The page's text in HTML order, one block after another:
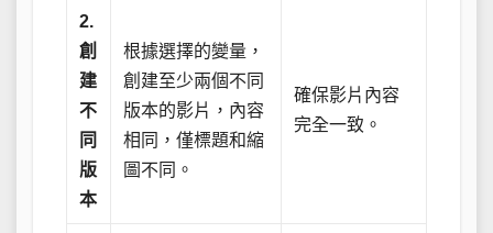
2.
創
建
不
同
版
本
根據選擇的變量，
創建至少兩個不同
版本的影片，內容
相同，僅標題和縮
圖不同。
確保影片內容
完全一致。